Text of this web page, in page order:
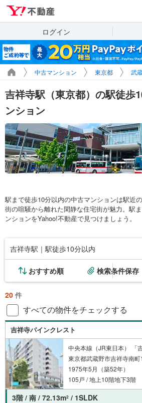
ログイン
中古マンション 東京都 武
吉祥寺駅（東京都）の駅徒歩
ンション
駅まで徒歩10分以内の中古マンションは駅近
街の喧騒から離れた閑静な住宅街が魅力。駅
ンションをYahoo!不動産で見つけましょう。
吉祥寺駅｜駅徒歩10分以内
おすすめ順 検索条件保存
20 件
すべての物件をチェックする
吉祥寺パインクレスト
中央本線（JR東日本） 「
東京都武蔵野市吉祥寺南町
1975年5月（築52年）
105戸 / 地上10階地下3階
3階 / 南 / 72.13m2 / 1SLDK